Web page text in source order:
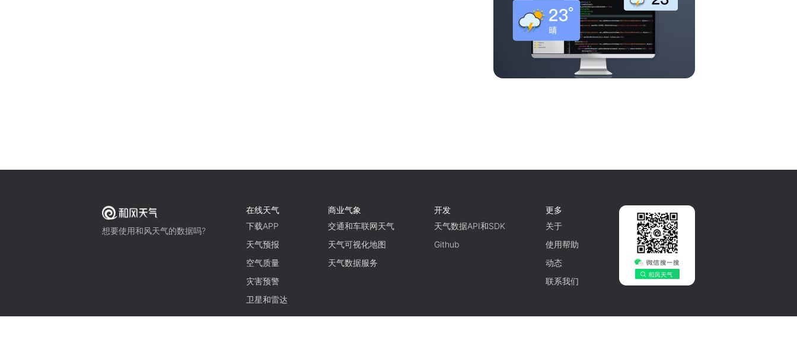
想要使用和风天气的数据吗?
在线天气
下载APP
天气预报
空气质量
灾害预警
卫星和雷达
商业气象
交通和车联网天气
天气可视化地图
天气数据服务
开发
天气数据API和SDK
Github
更多
关于
使用帮助
动态
联系我们